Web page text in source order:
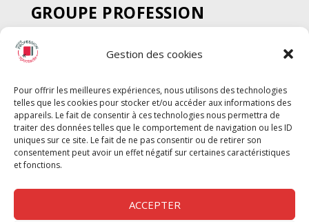
Gestion des cookies
Pour offrir les meilleures expériences, nous utilisons des technologies
telles que les cookies pour stocker et/ou accéder aux informations des
appareils. Le fait de consentir à ces technologies nous permettra de
traiter des données telles que le comportement de navigation ou les ID
uniques sur ce site. Le fait de ne pas consentir ou de retirer son
consentement peut avoir un effet négatif sur certaines caractéristiques
et fonctions.
ACCEPTER
GROUPE PROFESSION
SPECTACLE
Chèque Intermittents
Chèque Compta
Chèque Emploi Spectacle
G-Pods
Profession Audio-visuel